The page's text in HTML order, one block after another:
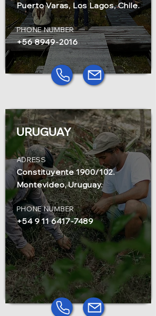
Puerto Varas, Los Lagos, Chile.
PHONE NUMBER
+56 8949-2016
URUGUAY
ADRESS
Constituyente 1900/102.
Montevideo, Uruguay.
PHONE NUMBER
+54 9 11 6417-7489